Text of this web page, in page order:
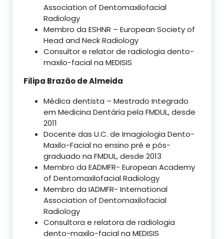
Association of Dentomaxilofacial
Radiology
Membro da ESHNR – European Society of
Head and Neck Radiology
Consultor e relator de radiologia dento-
maxilo-facial na MEDISIS
Filipa Brazão de Almeida
Médica dentista – Mestrado Integrado
em Medicina Dentária pela FMDUL, desde
2011
Docente das U.C. de Imagiologia Dento-
Maxilo-Facial no ensino pré e pós-
graduado na FMDUL, desde 2013
Membro da EADMFR- European Academy
of Dentomaxilofacial Radiology
Membro da IADMFR- International
Association of Dentomaxilofacial
Radiology
Consultora e relatora de radiologia
dento-maxilo-facial na MEDISIS